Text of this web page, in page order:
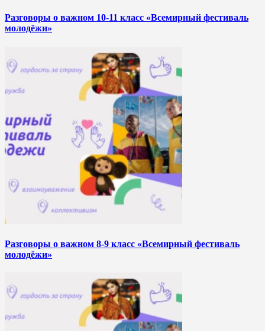
Разговоры о важном 10-11 класс «Всемирный фестиваль
молодёжи»
Разговоры о важном 8-9 класс «Всемирный фестиваль
молодёжи»